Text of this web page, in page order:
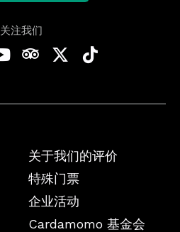
关于我们的评价
特殊门票
企业活动
Cardamomo 基金会
关注我们